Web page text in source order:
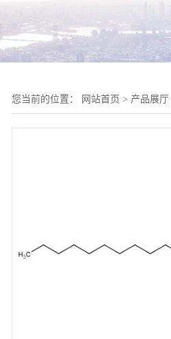
您当前的位置： 网站首页 > 产品展厅